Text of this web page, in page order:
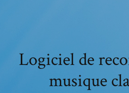
Logiciel de
musique